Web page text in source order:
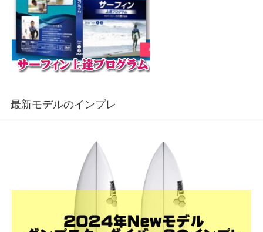
最新モデルのインプレ